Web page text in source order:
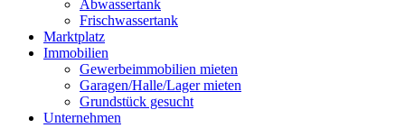
Abwassertank
Frischwassertank
Marktplatz
Immobilien
Gewerbeimmobilien mieten
Garagen/Halle/Lager mieten
Grundstück gesucht
Unternehmen